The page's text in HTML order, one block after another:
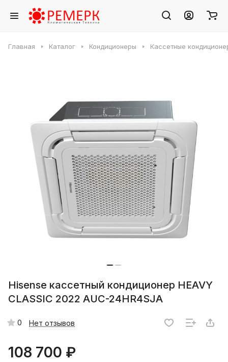
Главная Каталог Кондиционеры Кассетные
Hisense кассетный кондиционер HEAVY
CLASSIC 2022 AUC-24HR4SJA
0 Нет отзывов
108 700 ₽